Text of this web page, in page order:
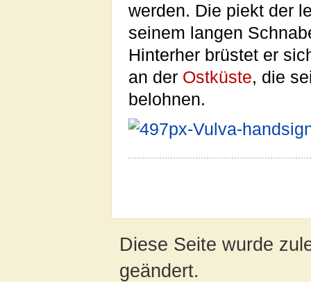
werden. Die piekt der
seinem langen
Hinterher brüstet er
an der Ostküste, die
belohnen.
Diese Seite wurde
geändert.